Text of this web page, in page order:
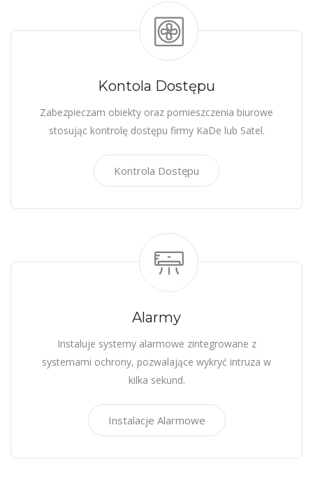
Kontola Dostępu
Zabezpieczam obiekty oraz pomieszczenia biurowe
stosując kontrolę dostępu firmy KaDe lub Satel.
Kontrola Dostępu
Alarmy
Instaluje systemy alarmowe zintegrowane z
systemami ochrony, pozwalające wykryć intruza w
kilka sekund.
Instalacje Alarmowe